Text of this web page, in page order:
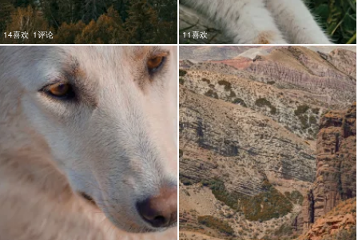
14喜欢 1评论 11喜欢